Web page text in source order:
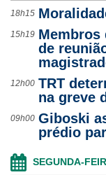
18h15
15h19 Membros
de
12h00 TRT
na greve
09h00 Giboski
prédio
SEGUNDA-